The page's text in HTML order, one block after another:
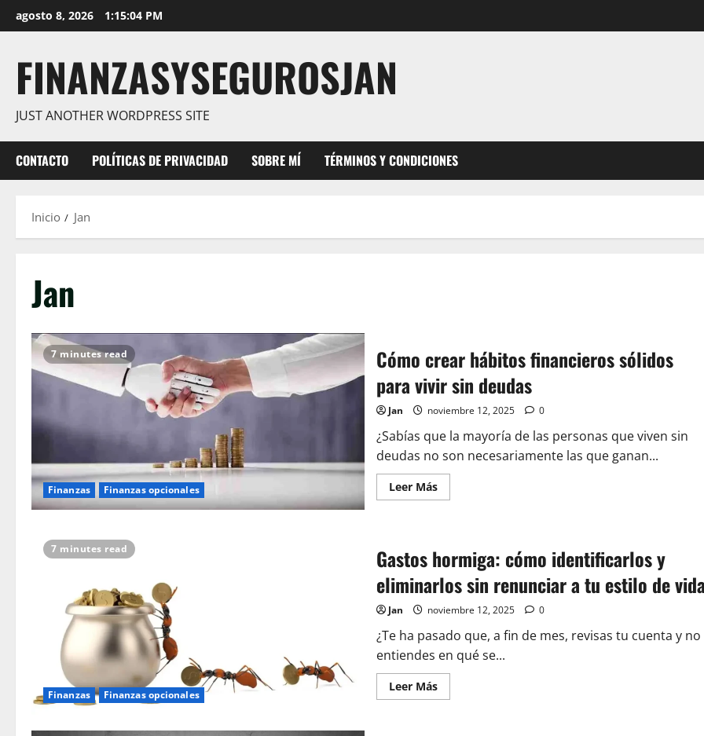
al
agosto 8, 2026 1:15:05 PM
FINANZASYSEGUROSJAN
JUST ANOTHER WORDPRESS SITE
CONTACTO POLÍTICAS DE PRIVACIDAD SOBRE MÍ TÉRMINOS Y CONDICIONES
Inicio Jan
Jan
7 minutes read
Finanzas Finanzas opcionales
Cómo crear hábitos financieros sólidos
para vivir sin deudas
Jan noviembre 12, 2025 0
¿Sabías que la mayoría de las personas que viven sin
deudas no son necesariamente las que ganan...
Leer MásLeer
más
hábitos
financieros
sólidos
para
vivir
sin
deudas
7 minutes read
Finanzas Finanzas opcionales
Gastos hormiga: cómo identificarlos y
eliminarlos sin renunciar a tu estilo de
Jan noviembre 12, 2025 0
¿Te ha pasado que, a fin de mes, revisas tu cuenta y no
entiendes en qué se...
Leer MásLeer
más